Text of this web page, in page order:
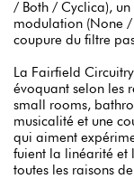
/ Both / Cyclica),
modulation (None
coupure du filtre
La Fairfield
évoquant selon les
small rooms,
musicalité et une
qui aiment
fuient la linéarité et
toutes les raisons